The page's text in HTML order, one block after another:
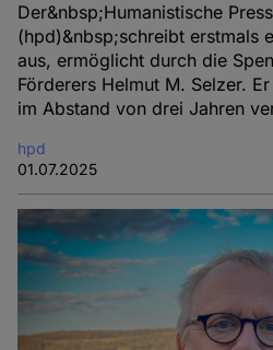
Der&nbsp;Humanistische
(hpd)&nbsp;schreibt erstmals
aus, ermöglicht durch die
Förderers Helmut M. Selzer.
im Abstand von drei Jahren
hpd
01.07.2025